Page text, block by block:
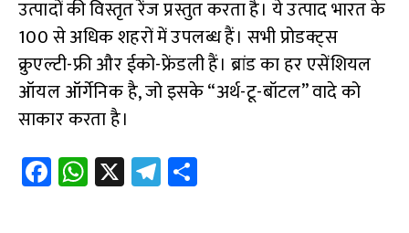
उत्पादों की विस्तृत रेंज प्रस्तुत करता है। ये उत्पाद भारत के
100 से अधिक शहरों में उपलब्ध हैं। सभी प्रोडक्ट्स
क्रुएल्टी-फ्री और ईको-फ्रेंडली हैं। ब्रांड का हर एसेंशियल
ऑयल ऑर्गेनिक है, जो इसके “अर्थ-टू-बॉटल” वादे को
साकार करता है।
Fa
ce
W
h
X Te
le